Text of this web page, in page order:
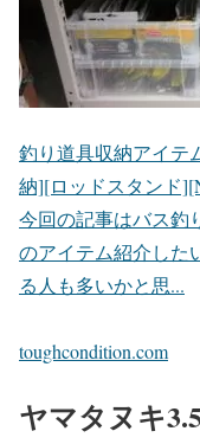
釣り道具収納アイテ
納][ロッドスタンド
今回の記事はバス釣
のアイテム紹介した
る人も多いかと思...
toughcondition.com
ヤマタヌキ